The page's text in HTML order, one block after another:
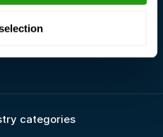
categories